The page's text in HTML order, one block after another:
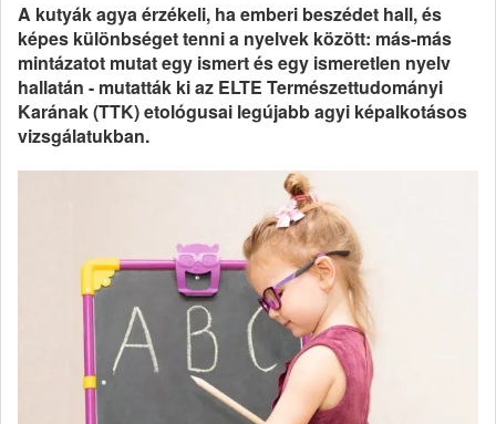
A kutyák agya érzékeli, ha emberi beszédet hall, és
képes különbséget tenni a nyelvek között: más-más
mintázatot mutat egy ismert és egy ismeretlen nyelv
hallatán - mutatták ki az ELTE Természettudományi
Karának (TTK) etológusai legújabb agyi képalkotásos
vizsgálatukban.